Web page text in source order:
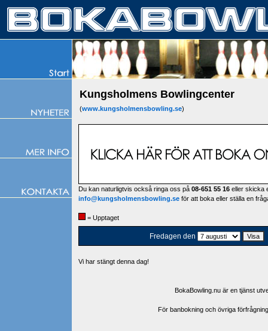
Kungsholmens Bowlingcenter
(www.kungsholmensbowling.se)
Du kan naturligtvis också ringa oss på 08-651 55 16 eller skicka
info@kungsholmensbowling.se för att boka eller ställa en
= Upptaget
Fredagen den
Vi har stängt denna dag!
BokaBowling.nu är en tjänst
För banbokning och övriga